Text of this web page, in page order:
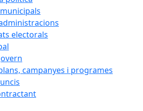
electorals
campanyes i programes